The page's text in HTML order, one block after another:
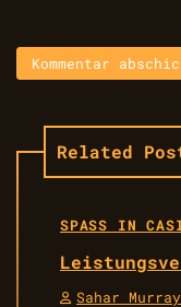
Related
SPASS IN
Sahar Murray